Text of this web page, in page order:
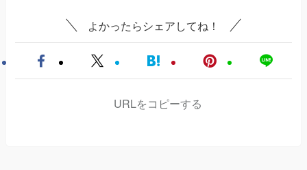
よかったらシェアしてね！
URLをコピーする